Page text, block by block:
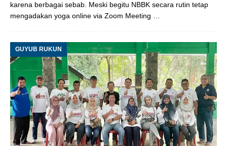
karena berbagai sebab. Meski begitu NBBK secara rutin tetap
mengadakan yoga online via Zoom Meeting …
GUYUB RUKUN